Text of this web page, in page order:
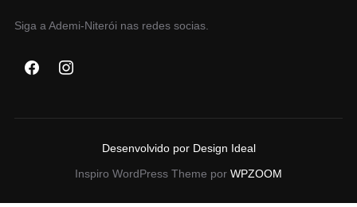
Siga a Ademi-Niterói nas redes socias.
Desenvolvido por Design Ideal
Inspiro WordPress Theme por WPZOOM